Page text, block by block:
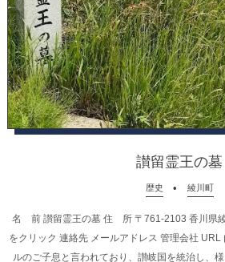
讃留霊王の墓
歴史 綾川町
名 前 讃留霊王の墓 住 所 〒761-2103 香川県
をクリック 連絡先 メールアドレス 管理会社
ルのご子息と言われており、讃岐国を統治し、